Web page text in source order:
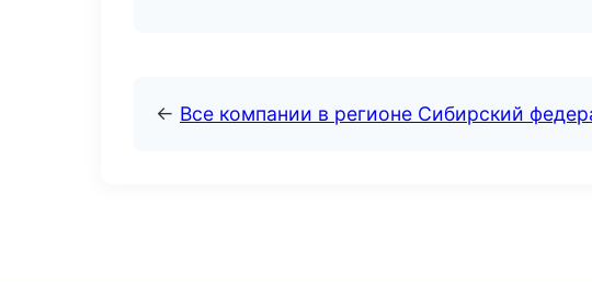
← Все компании в регионе Сибирский